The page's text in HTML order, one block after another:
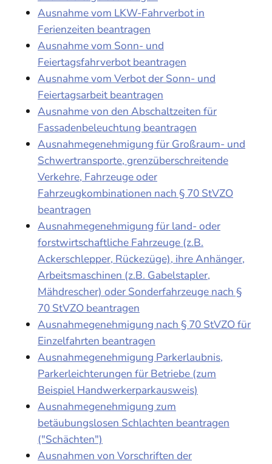
Ausnahme vom LKW-Fahrverbot in
Ferienzeiten beantragen
Ausnahme vom Sonn- und
Feiertagsfahrverbot beantragen
Ausnahme vom Verbot der Sonn- und
Feiertagsarbeit beantragen
Ausnahme von den Abschaltzeiten für
Fassadenbeleuchtung beantragen
Ausnahmegenehmigung für Großraum- und
Schwertransporte, grenzüberschreitende
Verkehre, Fahrzeuge oder
Fahrzeugkombinationen nach § 70 StVZO
beantragen
Ausnahmegenehmigung für land- oder
forstwirtschaftliche Fahrzeuge (z.B.
Ackerschlepper, Rückezüge), ihre Anhänger,
Arbeitsmaschinen (z.B. Gabelstapler,
Mähdrescher) oder Sonderfahrzeuge nach §
70 StVZO beantragen
Ausnahmegenehmigung nach § 70 StVZO für
Einzelfahrten beantragen
Ausnahmegenehmigung Parkerlaubnis,
Parkerleichterungen für Betriebe (zum
Beispiel Handwerkerparkausweis)
Ausnahmegenehmigung zum
betäubungslosen Schlachten beantragen
("Schächten")
Ausnahmen von Vorschriften der